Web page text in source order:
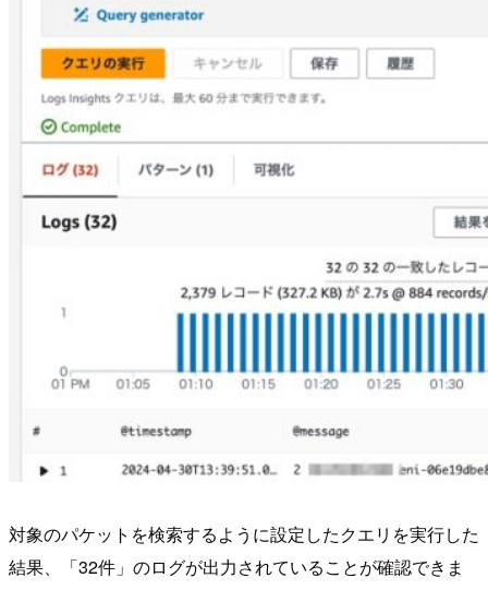
対象のパケットを検索するように設定したクエリを実行した
結果、「32件」のログが出力されていることが確認できま